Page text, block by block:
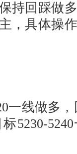
持回踩做
，具体操
线做多，
5230-